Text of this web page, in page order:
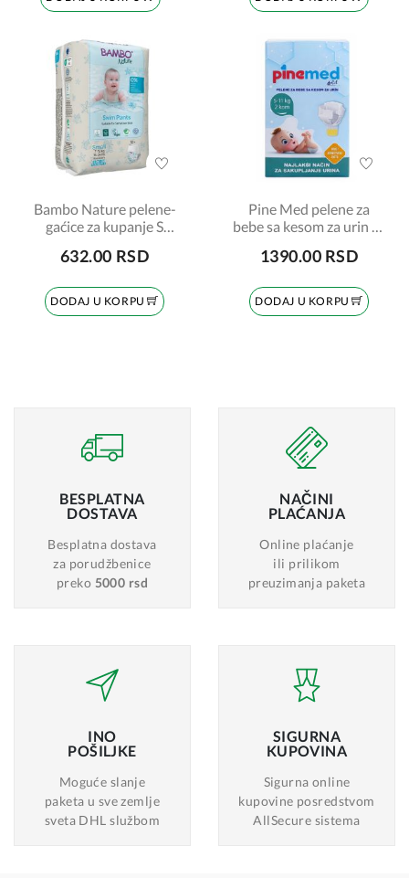
Bambo Nature pelene-
gaćice za kupanje S
632.00 RSD
DODAJ U KORPU
Pine Med pelene za
bebe sa kesom za urin 5-
1390.00 RSD
DODAJ U KORPU
BESPLATNA
DOSTAVA
Besplatna dostava
za porudžbenice
preko 5000 rsd
NAČINI
PLAĆANJA
Online plaćanje
ili prilikom
preuzimanja paketa
INO
POŠILJKE
Moguće slanje
paketa u sve zemlje
sveta DHL službom
SIGURNA
KUPOVINA
Sigurna online
kupovine posredstvom
AllSecure sistema